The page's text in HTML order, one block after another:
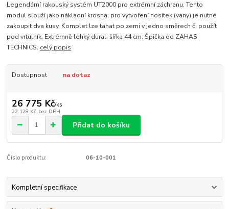
Legendární rakouský systém UT2000 pro extrémní záchranu. Tento
modul slouží jako nákladní krosna; pro vytvoření nosítek (vany) je nutné
zakoupit dva kusy. Komplet lze tahat po zemi v jedno směrech či použít
pod vrtulník. Extrémně lehký dural, šířka 44 cm. Špička od ZAHAS
TECHNICS. celý popis
Dostupnost na dotaz
26 775 Kč/ks
22 128 Kč bez DPH
Přidat do košíku
Číslo produktu: 06-10-001
Kompletní specifikace